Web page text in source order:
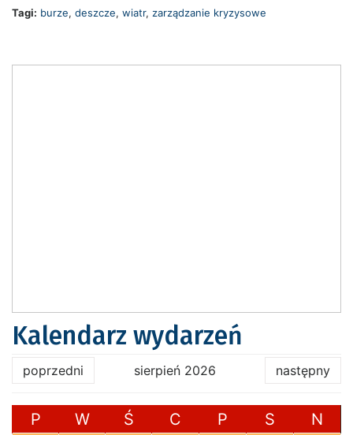
Tagi: burze, deszcze, wiatr, zarządzanie kryzysowe
Kalendarz wydarzeń
poprzedni sierpień 2026 następny
P W Ś C P S N